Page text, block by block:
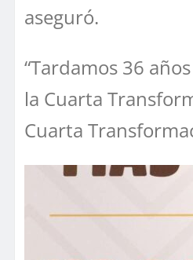
aseguró.
“Tardamos 36
la Cuarta
Cuarta